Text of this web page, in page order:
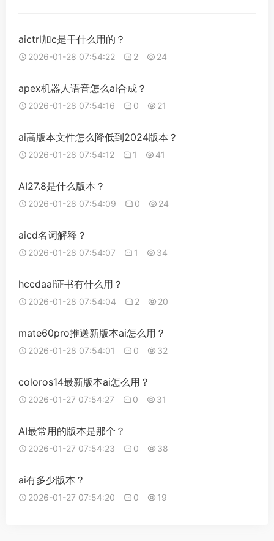
aictrl加c是干什么用的？
2026-01-28 07:54:22 2 24
apex机器人语音怎么ai合成？
2026-01-28 07:54:16 0 21
ai高版本文件怎么降低到2024版本？
2026-01-28 07:54:12 1 41
AI27.8是什么版本？
2026-01-28 07:54:09 0 24
aicd名词解释？
2026-01-28 07:54:07 1 34
hccdaai证书有什么用？
2026-01-28 07:54:04 2 20
mate60pro推送新版本ai怎么用？
2026-01-28 07:54:01 0 32
coloros14最新版本ai怎么用？
2026-01-27 07:54:27 0 31
AI最常用的版本是那个？
2026-01-27 07:54:23 0 38
ai有多少版本？
2026-01-27 07:54:20 0 19